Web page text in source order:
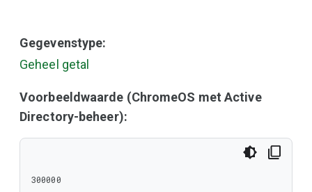
Gegevenstype:
Geheel getal
Voorbeeldwaarde (ChromeOS met Active
Directory-beheer):
300000